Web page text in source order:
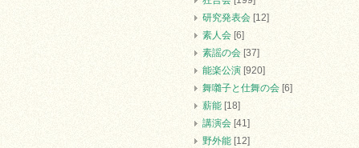
研究発表会 [12]
素人会 [6]
素謡の会 [37]
能楽公演 [920]
舞囃子と仕舞の会 [6]
薪能 [18]
講演会 [41]
野外能 [12]